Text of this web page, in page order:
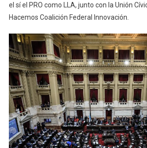
el sí el PRO como LLA, junto con la Unión
Hacemos Coalición Federal Innovación.